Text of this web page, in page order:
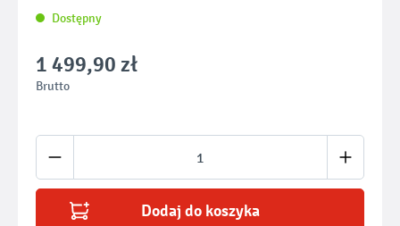
Dostępny
1 499,90 zł
Brutto
Ilość produktu: Wprowadź żądaną ilość
Dodaj do koszyka